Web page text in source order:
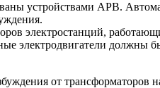
устройствами АРВ.
электростанций,
электродвигатели должны
от трансформаторов